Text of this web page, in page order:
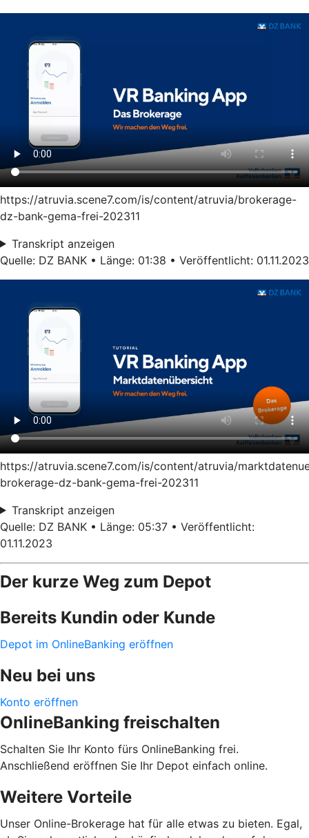
https://atruvia.scene7.com/is/content/atruvia/brokerage-
dz-bank-gema-frei-202311
Transkript anzeigen
Quelle: DZ BANK • Länge: 01:38 • Veröffentlicht: 01.11.2023
https://atruvia.scene7.com/is/content/atruvia/
brokerage-dz-bank-gema-frei-202311
Transkript anzeigen
Quelle: DZ BANK • Länge: 05:37 • Veröffentlicht:
01.11.2023
Der kurze Weg zum Depot
Bereits Kundin oder Kunde
Depot im OnlineBanking eröffnen
Neu bei uns
Konto eröffnen
OnlineBanking freischalten
Schalten Sie Ihr Konto fürs OnlineBanking frei.
Anschließend eröffnen Sie Ihr Depot einfach online.
Weitere Vorteile
Unser Online-Brokerage hat für alle etwas zu bieten. Egal,